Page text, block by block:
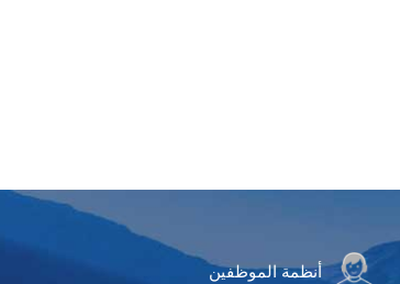
أنظمة الموظفين